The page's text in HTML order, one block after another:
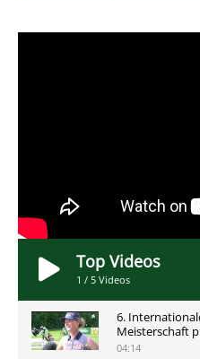
Top Videos
1 / 5 Videos
6.
Meisterschaft
04:14